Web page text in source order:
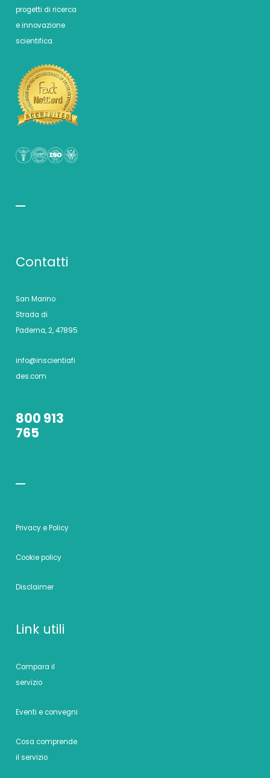
progetti di ricerca
e innovazione
scientifica.
Contatti
San Marino
Strada di
Paderna, 2, 47895
info@inscientiafi
des.com
800 913
765
Privacy e Policy
Cookie policy
Disclaimer
Link utili
Compara il
servizio
Eventi e convegni
Cosa comprende
il servizio